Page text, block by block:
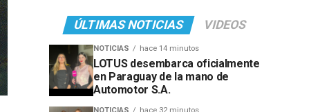
ÚLTIMAS NOTICIAS VIDEOS
NOTICIAS hace 14 minutos
LOTUS desembarca oficialmente
en Paraguay de la mano de
Automotor S.A.